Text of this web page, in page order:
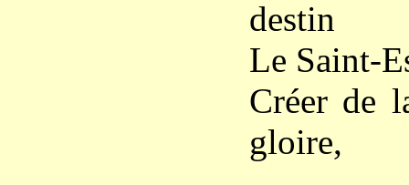
destin
Le Saint-
Créer de
gloire,